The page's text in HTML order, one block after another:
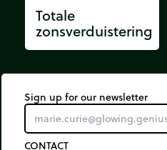
Totale
zonsverduistering
Sign up for our newsletter
CONTACT